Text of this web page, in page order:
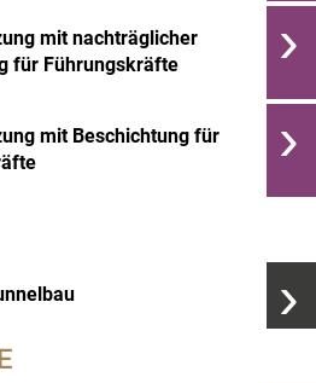
mit nachträglicher
für Führungskräfte
›
mit Beschichtung für
›
›